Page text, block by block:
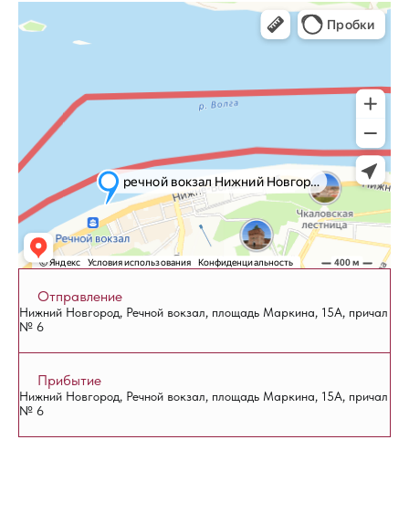
Отправление
Нижний Новгород, Речной вокзал, площадь Маркина, 15А, причал
№ 6
Прибытие
Нижний Новгород, Речной вокзал, площадь Маркина, 15А, причал
№ 6